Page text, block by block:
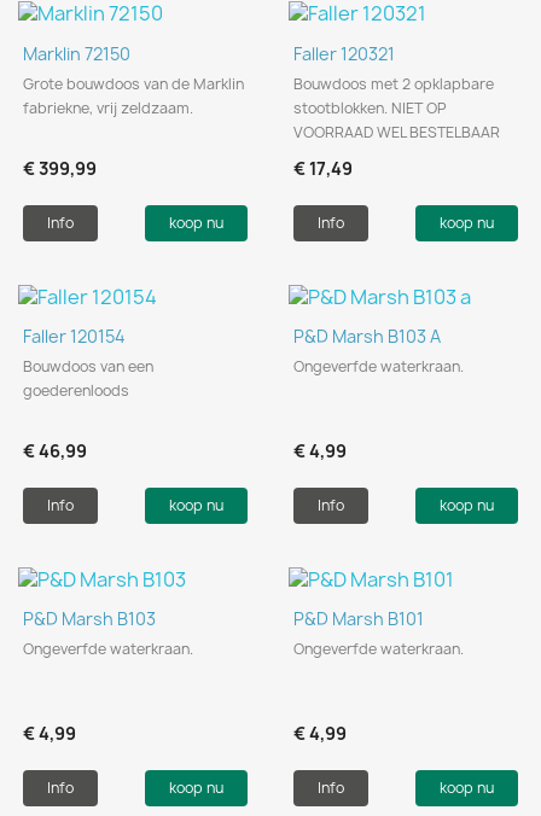
Marklin 72150
Grote bouwdoos van de Marklin
fabriekne, vrij zeldzaam.
€ 399,99
Info koop nu
Faller 120321
Bouwdoos met 2 opklapbare
stootblokken. NIET OP
VOORRAAD WEL BESTELBAAR
€ 17,49
Info koop nu
Faller 120154
Bouwdoos van een
goederenloods
€ 46,99
Info koop nu
P&D Marsh B103 A
Ongeverfde waterkraan.
€ 4,99
Info koop nu
P&D Marsh B103
Ongeverfde waterkraan.
€ 4,99
Info koop nu
P&D Marsh B101
Ongeverfde waterkraan.
€ 4,99
Info koop nu